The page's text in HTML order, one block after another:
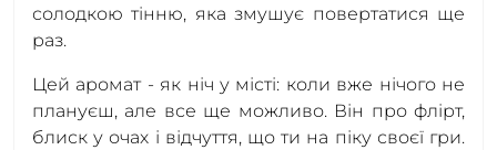
солодкою тінню, яка змушує повертатися ще
раз.
Цей аромат - як ніч у місті: коли вже нічого не
плануєш, але все ще можливо. Він про флірт,
блиск у очах і відчуття, що ти на піку своєї гри.